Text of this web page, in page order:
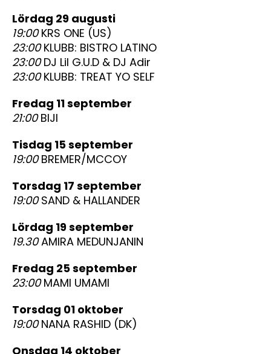
lördag 29 augusti
19:00KRS ONE (US)
23:00KLUBB: BISTRO LATINO
23:00DJ Lil G.U.D & DJ Adir
23:00KLUBB: TREAT YO SELF
fredag 11 september
21:00BIJI
tisdag 15 september
19:00BREMER/MCCOY
torsdag 17 september
19:00SAND & HALLANDER
lördag 19 september
19.30AMIRA MEDUNJANIN
fredag 25 september
23:00MAMI UMAMI
torsdag 01 oktober
19:00NANA RASHID (DK)
onsdag 14 oktober